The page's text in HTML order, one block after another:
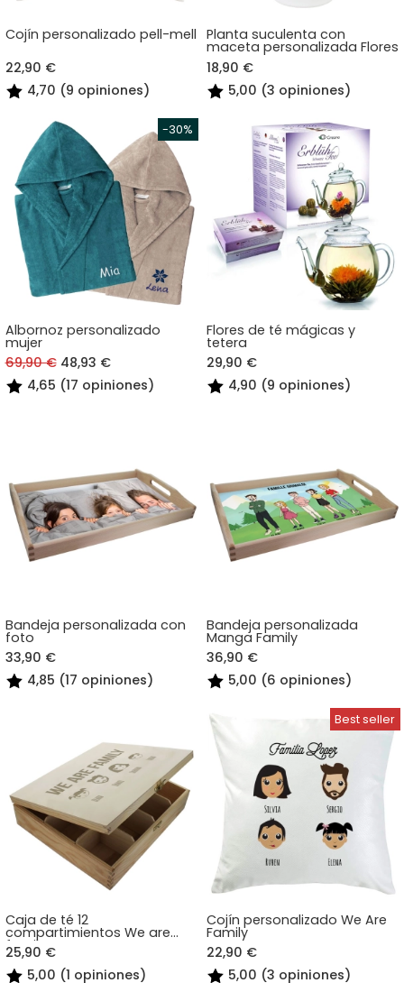
Cojín personalizado pell-mell
22,90 €
4,70 (9 opiniones)
Planta suculenta con
maceta personalizada Flores
18,90 €
5,00 (3 opiniones)
Albornoz personalizado
mujer
69,90 €48,93 €
4,65 (17 opiniones)
Flores de té mágicas y
tetera
29,90 €
4,90 (9 opiniones)
Bandeja personalizada con
foto
33,90 €
4,85 (17 opiniones)
Bandeja personalizada
Manga Family
36,90 €
5,00 (6 opiniones)
Caja de té 12
compartimientos We are
family
25,90 €
5,00 (1 opiniones)
Cojín personalizado We Are
Family
22,90 €
5,00 (3 opiniones)